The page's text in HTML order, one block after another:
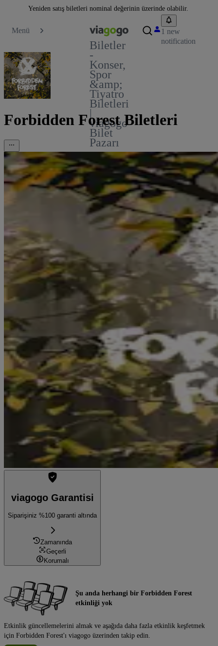
Yeniden satış biletleri nominal değerinin üzerinde olabilir.
Menü
Biletler
-
Konser,
Spor
&amp;
Tiyatro
Biletleri
|
viagogo
Bilet
Pazarı
1 new
notification
Forbidden Forest Biletleri
viagogo Garantisi
Siparişiniz %100 garanti altında
Zamanında
Geçerli
Korumalı
Şu anda herhangi bir Forbidden Forest
etkinliği yok
Etkinlik güncellemelerini almak ve aşağıda daha fazla etkinlik keşfetmek
için Forbidden Forest'ı viagogo üzerinden takip edin.